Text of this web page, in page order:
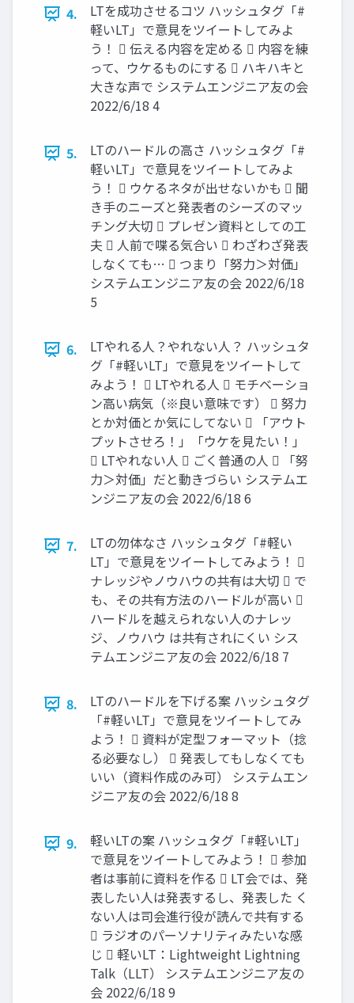
4.
LTを成功させるコツ ハッシュタグ「#
軽いLT」で意見をツイートしてみよ
う！  伝える内容を定める  内容を練
って、ウケるものにする  ハキハキと
大きな声で システムエンジニア友の会
2022/6/18 4
5.
LTのハードルの高さ ハッシュタグ「#
軽いLT」で意見をツイートしてみよ
う！  ウケるネタが出せないかも  聞
き手のニーズと発表者のシーズのマッ
チング大切  プレゼン資料としての工
夫  人前で喋る気合い  わざわざ発表
しなくても…  つまり「努力＞対価」
システムエンジニア友の会 2022/6/18
5
6.
LTやれる人？やれない人？ ハッシュタ
グ「#軽いLT」で意見をツイートして
みよう！  LTやれる人  モチベーショ
ン高い病気（※良い意味です）  努力
とか対価とか気にしてない  「アウト
プットさせろ！」「ウケを見たい！」
 LTやれない人  ごく普通の人  「努
力＞対価」だと動きづらい システムエ
ンジニア友の会 2022/6/18 6
7.
LTの勿体なさ ハッシュタグ「#軽い
LT」で意見をツイートしてみよう！ 
ナレッジやノウハウの共有は大切  で
も、その共有方法のハードルが高い 
ハードルを越えられない人のナレッ
ジ、ノウハウ は共有されにくい シス
テムエンジニア友の会 2022/6/18 7
8.
LTのハードルを下げる案 ハッシュタグ
「#軽いLT」で意見をツイートしてみ
よう！  資料が定型フォーマット（捻
る必要なし）  発表してもしなくても
いい（資料作成のみ可） システムエン
ジニア友の会 2022/6/18 8
9.
軽いLTの案 ハッシュタグ「#軽いLT」
で意見をツイートしてみよう！  参加
者は事前に資料を作る  LT会では、発
表したい人は発表するし、発表した く
ない人は司会進行役が読んで共有する
 ラジオのパーソナリティみたいな感
じ  軽いLT：Lightweight Lightning
Talk（LLT） システムエンジニア友の
会 2022/6/18 9